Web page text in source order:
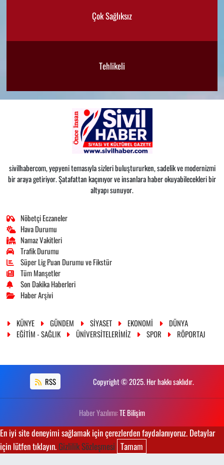
Çok Sağlıksız
Tehlikeli
sivilhabercom, yepyeni temasıyla sizleri buluştururken, sadelik ve modernizmi
bir araya getiriyor. Şatafattan kaçınıyor ve insanlara haber okuyabilecekleri bir
altyapı sunuyor.
Nöbetçi Eczaneler
Hava Durumu
Namaz Vakitleri
Trafik Durumu
Süper Lig Puan Durumu ve Fikstür
Tüm Manşetler
Son Dakika Haberleri
Haber Arşivi
KÜNYE GÜNDEM SİYASET EKONOMİ
DÜNYA
EĞİTİM - SAĞLIK
ÜNİVERSİTELERİMİZ SPOR RÖPORTAJ
RSS Copyright © 2025. Her hakkı saklıdır.
Haber Yazılımı:TE Bilişim
En iyi site deneyimi sağlamak için çerezlerden faydalanıyoruz. Detaylar
için lütfen tıklayın.Gizlilik Sözleşmesi Tamam